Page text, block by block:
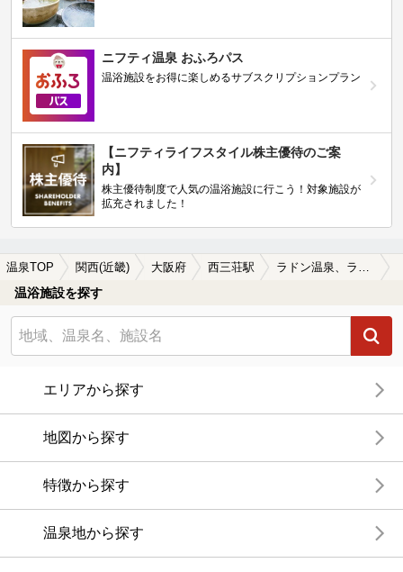
ニフティ温泉 おふろパス
温浴施設をお得に楽しめるサブスクリプションプラン
【ニフティライフスタイル株主優待のご案
内】
株主優待制度で人気の温浴施設に行こう！対象施設が
拡充されました！
温泉TOP 関西(近畿) 大阪府 西三荘駅 ラドン温泉、ラジウム温泉が楽しめる西三荘駅近くの温泉、日帰り温泉、スーパー銭湯おすすめ
温浴施設を探す
エリアから探す
地図から探す
特徴から探す
温泉地から探す